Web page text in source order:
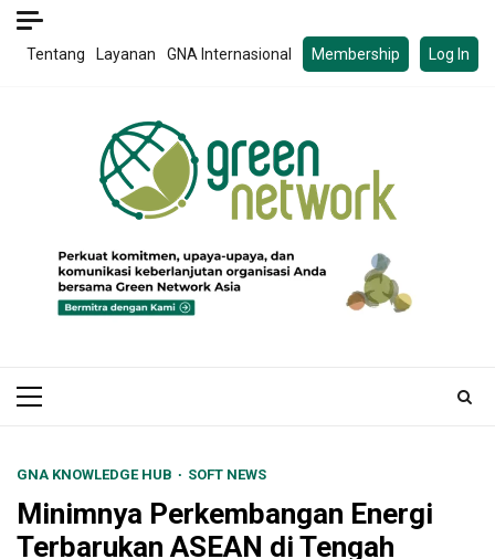
Skip
Tentang Layanan GNA Internasional Membership Log In
Primary
GNA KNOWLEDGE HUB SOFT NEWS
Minimnya Perkembangan Energi
Terbarukan ASEAN di Tengah